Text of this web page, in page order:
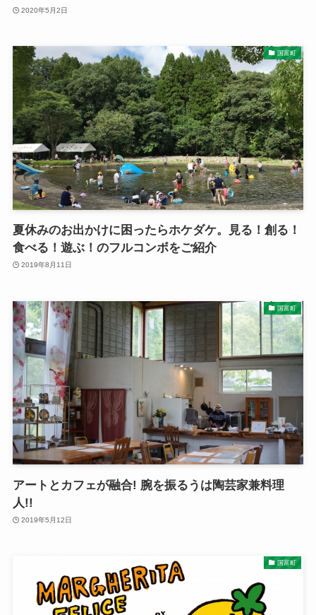
2020年5月2日
国富町
夏休みのお出かけに困ったらホケダケ。見る！創る！
食べる！遊ぶ！のフルコンボをご紹介
2019年8月11日
国富町
アートとカフェが融合! 腕を振るうは陶芸家兼料理
人!!
2019年5月12日
国富町